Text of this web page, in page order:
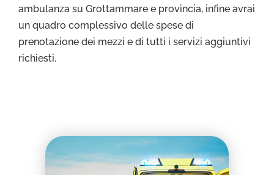
ambulanza su Grottammare e provincia, infine avrai
un quadro complessivo delle spese di
prenotazione dei mezzi e di tutti i servizi aggiuntivi
richiesti.